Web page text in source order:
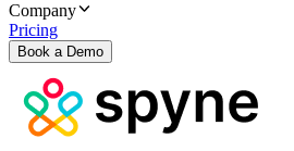
Company
Pricing
Book a Demo